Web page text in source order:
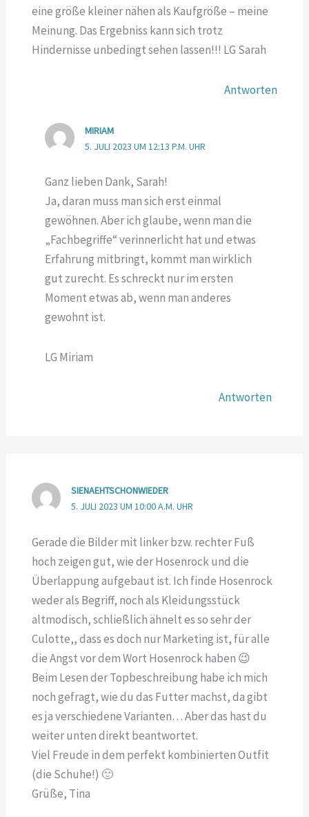
eine größe kleiner nähen als Kaufgröße – meine
Meinung. Das Ergebniss kann sich trotz
Hindernisse unbedingt sehen lassen!!! LG Sarah
Antworten
MIRIAM
5. JULI 2023 UM 12:13 P.M. UHR
Ganz lieben Dank, Sarah!
Ja, daran muss man sich erst einmal
gewöhnen. Aber ich glaube, wenn man die
„Fachbegriffe“ verinnerlicht hat und etwas
Erfahrung mitbringt, kommt man wirklich
gut zurecht. Es schreckt nur im ersten
Moment etwas ab, wenn man anderes
gewohnt ist.
LG Miriam
Antworten
SIENAEHTSCHONWIEDER
5. JULI 2023 UM 10:00 A.M. UHR
Gerade die Bilder mit linker bzw. rechter Fuß
hoch zeigen gut, wie der Hosenrock und die
Überlappung aufgebaut ist. Ich finde Hosenrock
weder als Begriff, noch als Kleidungsstück
altmodisch, schließlich ähnelt es so sehr der
Culotte,, dass es doch nur Marketing ist, für alle
die Angst vor dem Wort Hosenrock haben 😉
Beim Lesen der Topbeschreibung habe ich mich
noch gefragt, wie du das Futter machst, da gibt
es ja verschiedene Varianten… Aber das hast du
weiter unten direkt beantwortet.
Viel Freude in dem perfekt kombinierten Outfit
(die Schuhe!) 🙂
Grüße, Tina